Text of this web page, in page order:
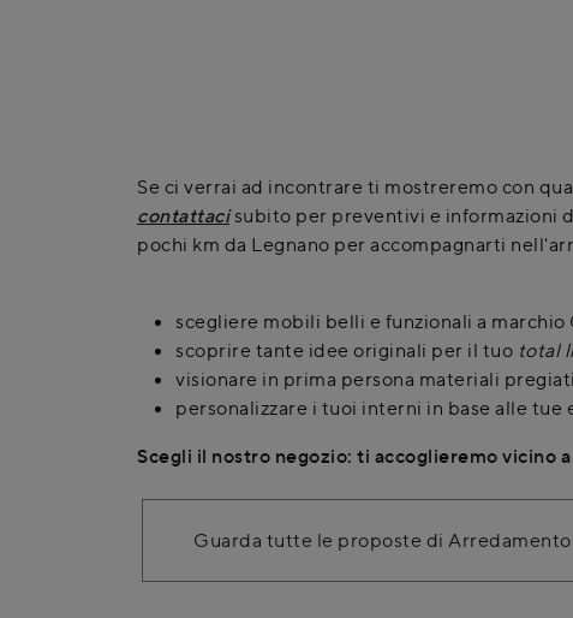
Se ci verrai ad incontrare ti mostreremo con
contattacisubito per preventivi e informazioni
pochi km da Legnano per accompagnarti
scegliere mobili belli e funzionali a marchio
scoprire tante idee originali per il tuo total
visionare in prima persona materiali pregiati
personalizzare i tuoi interni in base alle tue
Scegli il nostro negozio: ti accoglieremo vicino
Guarda tutte le proposte di Arredamento